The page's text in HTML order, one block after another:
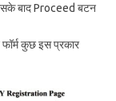
बाद Proceed बटन
कुछ इस प्रकार